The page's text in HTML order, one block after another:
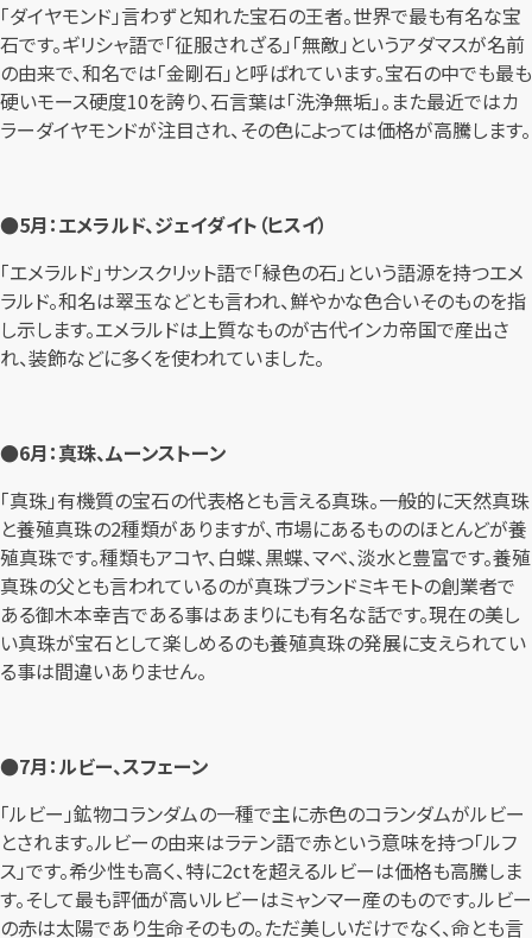
「ダイヤモンド」言わずと知れた宝石の王者。世界で最も有名な宝
石です。ギリシャ語で「征服されざる」「無敵」というアダマスが名前
の由来で、和名では「金剛石」と呼ばれています。宝石の中でも最も
硬いモース硬度10を誇り、石言葉は「洗浄無垢」。また最近ではカ
ラーダイヤモンドが注目され、その色によっては価格が高騰します。
●5月：エメラルド、ジェイダイト（ヒスイ）
「エメラルド」サンスクリット語で「緑色の石」という語源を持つエメ
ラルド。和名は翠玉などとも言われ、鮮やかな色合いそのものを指
し示します。エメラルドは上質なものが古代インカ帝国で産出さ
れ、装飾などに多くを使われていました。
●6月：真珠、ムーンストーン
「真珠」有機質の宝石の代表格とも言える真珠。一般的に天然真珠
と養殖真珠の2種類がありますが、市場にあるもののほとんどが養
殖真珠です。種類もアコヤ、白蝶、黒蝶、マベ、淡水と豊富です。養殖
真珠の父とも言われているのが真珠ブランドミキモトの創業者で
ある御木本幸吉である事はあまりにも有名な話です。現在の美し
い真珠が宝石として楽しめるのも養殖真珠の発展に支えられてい
る事は間違いありません。
●7月：ルビー、スフェーン
「ルビー」鉱物コランダムの一種で主に赤色のコランダムがルビー
とされます。ルビーの由来はラテン語で赤という意味を持つ「ルフ
ス」です。希少性も高く、特に2ctを超えるルビーは価格も高騰しま
す。そして最も評価が高いルビーはミャンマー産のものです。ルビー
の赤は太陽であり生命そのもの。ただ美しいだけでなく、命とも言